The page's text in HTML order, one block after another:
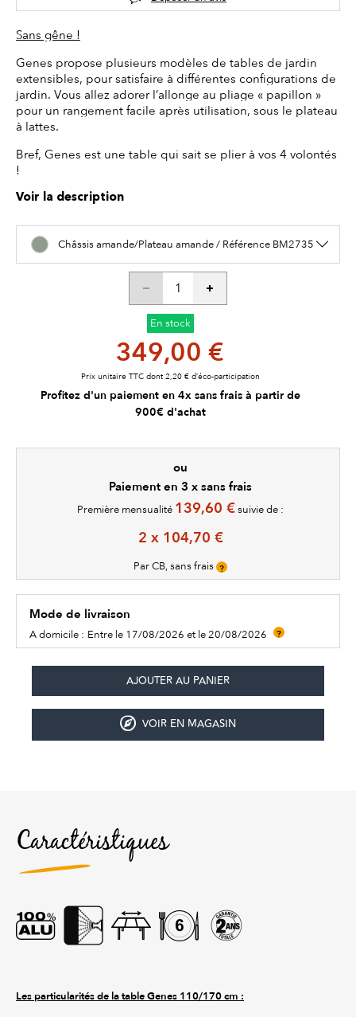
Sans gêne !
Genes propose plusieurs modèles de tables de jardin
extensibles, pour satisfaire à différentes configurations de
jardin. Vous allez adorer l’allonge au pliage « papillon »
pour un rangement facile après utilisation, sous le plateau
à lattes.
Bref, Genes est une table qui sait se plier à vos 4 volontés
!
Voir la description
Châssis amande/Plateau amande / Référence BM2735
En stock
349,00 €
Prix unitaire TTC dont 2,20 € d’éco-participation
Profitez d'un paiement en 4x sans frais à partir de
900€ d'achat
ou
Paiement en 3 x sans frais
Première mensualité 139,60 € suivie de :
2 x 104,70 €
Par CB, sans frais ?
Mode de livraison
A domicile : Entre le 17/08/2026 et le 20/08/2026 ?
VOIR EN MAGASIN
Caractéristiques
Les particularités de la table Genes 110/170 cm :